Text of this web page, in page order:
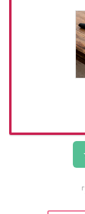
「